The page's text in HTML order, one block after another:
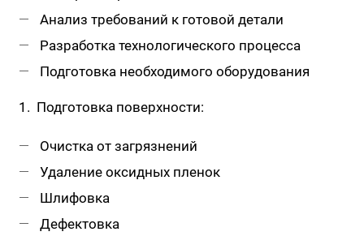
Анализ требований к готовой детали
Разработка технологического процесса
Подготовка необходимого оборудования
Подготовка поверхности:
Очистка от загрязнений
Удаление оксидных пленок
Шлифовка
Дефектовка